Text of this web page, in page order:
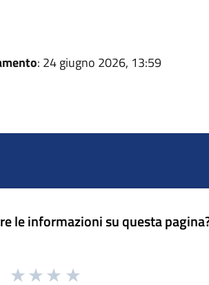
: 24 giugno 2026, 13:59
le informazioni su questa